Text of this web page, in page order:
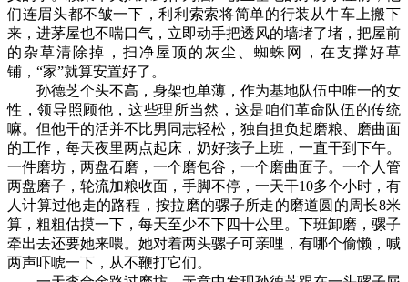
们连眉头都不皱一下，利利索索将简单的行装从牛车上搬下
来，进茅屋也不喘口气，立即动手把透风的墙堵了堵，把屋前
的杂草清除掉，扫净屋顶的灰尘、蜘蛛网，在支撑好草
铺，“家”就算安置好了。
孙德芝个头不高，身架也单薄，作为基地队伍中唯一的女
性，领导照顾他，这些理所当然，这是咱们革命队伍的传统
嘛。但他干的活并不比男同志轻松，独自担负起磨粮、磨曲面
的工作，每天夜里两点起床，奶好孩子上班，一直干到下午。
一件磨坊，两盘石磨，一个磨包谷，一个磨曲面子。一个人管
两盘磨子，轮流加粮收面，手脚不停，一天干10多个小时，有
人计算过他走的路程，按拉磨的骡子所走的磨道圆的周长8米
算，粗粗估摸一下，每天至少不下四十公里。下班卸磨，骡子
牵出去还要她来喂。她对着两头骡子可亲哩，有哪个偷懒，喊
两声吓唬一下，从不鞭打它们。